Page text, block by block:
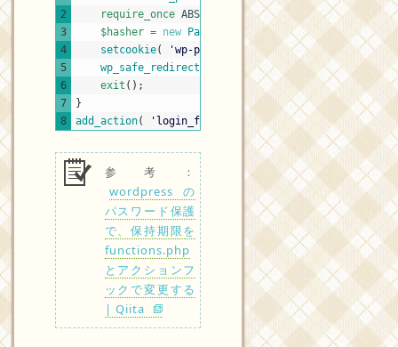
2
3
4
5
6
7
8
require_once ABSPATH
'wp-includes/class-
$hasher = new PasswordHash 8 true
setcookie( 'wp-postpass_' COOKIEHASH , $hasher
wp_safe_redirect
wp_get_referer () );
exit ( ) ;
}
add_action( 'login_form_postpass'
参考：
wordpressの
パスワード保護
で、保持期限を
functions.php
とアクションフ
ックで変更する
| Qiita